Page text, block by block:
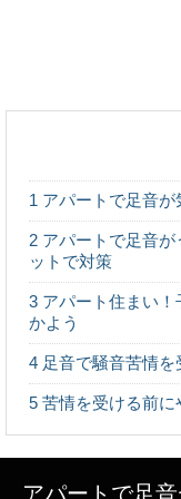
マンシ
う！
長い
鏡と写
かに
1 アパートで足音が
2 アパートで足音
ットで対策
3 アパート住まい
かよう
4 足音で騒音苦情
5 苦情を受ける前に
アパートで足